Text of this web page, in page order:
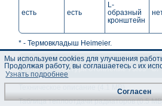
есть есть
L-
образный
кронштейн
* - Термовкладыш Heimeier.
** - Теплоотдача рассчитана при
если температура отопление 75/65° C.
Техническое описание (4.1 MB)
Таблица теплоотдачи радиаторов (0.5
Мы используем cookies для улучшения
Продолжая работу, вы соглашаетесь с их
Узнать подробнее
Согласен